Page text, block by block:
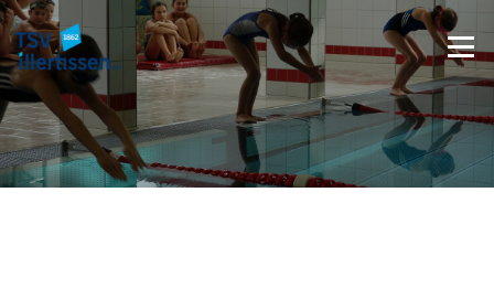
Zum
Inhalt
springen
Menü